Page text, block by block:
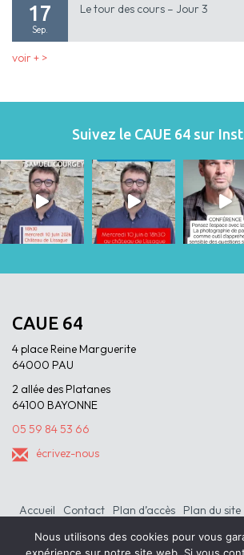
17
Sep.
Le tour des cours – Jour 3
voir + >
Suivez le CAUE 64 sur
CAUE 64
4 place Reine Marguerite
64000 PAU
2 allée des Platanes
64100 BAYONNE
05 59 84 53 66
écrivez-nous
Accueil Contact Plan d’accès Plan du site
Nous utilisons des cookies pour vous